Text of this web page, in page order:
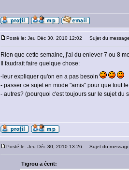
Posté le: Jeu Déc 30, 2010 12:02 Sujet du
Rien que cette semaine, j'ai du enlever 7 ou 8
Il faudrait faire quelque chose:
-leur expliquer qu'on en a pas besoin
- passer ce sujet en mode "amis" pour que tout
- autres? (pourquoi c'est toujours sur le sujet du
Posté le: Jeu Déc 30, 2010 13:26 Sujet du
Tigrou a écrit: